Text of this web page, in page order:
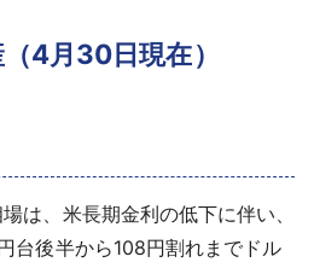
例
（4月30日現在）
は、米長期金利の低下に伴い、
台後半から108円割れまでドル